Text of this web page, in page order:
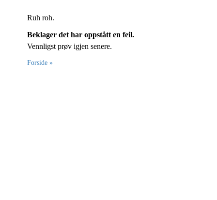
Ruh roh.
Beklager det har oppstått en feil.
Vennligst prøv igjen senere.
Forside »